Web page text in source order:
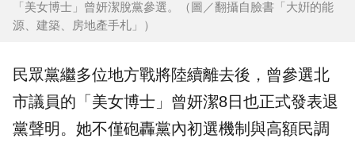
「美女博士」曾妍潔脫黨參選。（圖／翻攝自臉書「大姸的能
源、建築、房地產手札」）
民眾黨繼多位地方戰將陸續離去後，曾參選北
市議員的「 美女博士 」 曾妍潔8日也正式發表退
黨聲明。她不僅砲轟黨內初選機制與高額民調